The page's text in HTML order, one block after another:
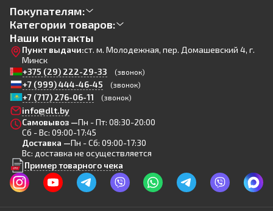
Покупателям:
Категории товаров:
Наши контакты
Пункт выдачи:ст. м. Молодежная, пер. Домашевский 4, г.
Минск
+375 (29) 222-29-33
(звонок)
+7 (999) 444-46-45 (звонок)
+7 (717) 276-06-11 (звонок)
info@dlt.by
Самовывоз —Пн - Пт: 08:30-20:00
Сб - Вс: 09:00-17:45
Доставка —Пн - Сб: 09:00-17:30
Вс: доставка не осуществляется
Пример товарного чека